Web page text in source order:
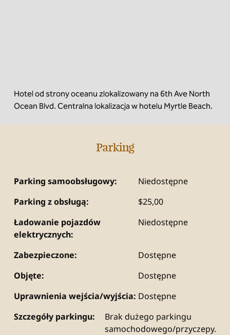
Hotel od strony oceanu zlokalizowany na 6th Ave North
Ocean Blvd. Centralna lokalizacja w hotelu Myrtle Beach.
Parking
Parking samoobsługowy:
Niedostępne
Parking z obsługą:
$25,00
Ładowanie pojazdów
elektrycznych:
Niedostępne
Zabezpieczone:
Dostępne
Objęte:
Dostępne
Uprawnienia wejścia/wyjścia: Dostępne
Szczegóły parkingu:
Brak dużego parkingu
samochodowego/przyczepy.